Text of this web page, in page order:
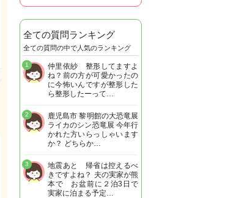
全ての質問ランキング
全ての質問の中で人気のランキング
仲里依紗 整形してますよ
ね？前の方が可愛かったの
に今怖いんですが整形した
ら整形したーって…
1
鹿児島市 黎明館の大恐竜展
ライカのシン恐竜展 今年行
かれた方いらっしゃいます
か？ どちらか…
2
地震あと 帰省は控えるべ
きですよね？ 夫の実家が熊
本で お盆前に２泊3日で
実家に泊まる予定…
3